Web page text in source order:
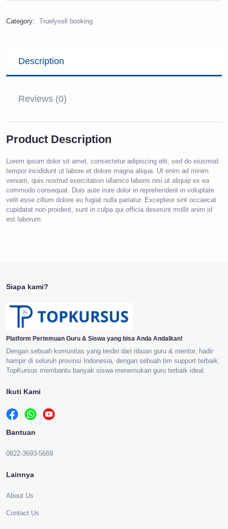
Category: Truelysell booking
Description
Reviews (0)
Product Description
Lorem ipsum dolor sit amet, consectetur adipiscing elit, sed do eiusmod
tempor incididunt ut labore et dolore magna aliqua. Ut enim ad minim
veniam, quis nostrud exercitation ullamco laboris nisi ut aliquip ex ea
commodo consequat. Duis aute irure dolor in reprehenderit in voluptate
velit esse cillum dolore eu fugiat nulla pariatur. Excepteur sint occaecat
cupidatat non proident, sunt in culpa qui officia deserunt mollit anim id
est laborum.
Siapa kami?
Platform Pertemuan Guru & Siswa yang bisa Anda Andalkan!
Dengan sebuah komunitas yang terdiri dari ribuan guru & mentor, hadir
hampir di seluruh provinsi Indonesia, dengan sebuah tim support terbaik,
TopKursus membantu banyak siswa menemukan guru terbaik ideal.
Ikuti Kami
Bantuan
0822-3693-5669
Lainnya
About Us
Contact Us